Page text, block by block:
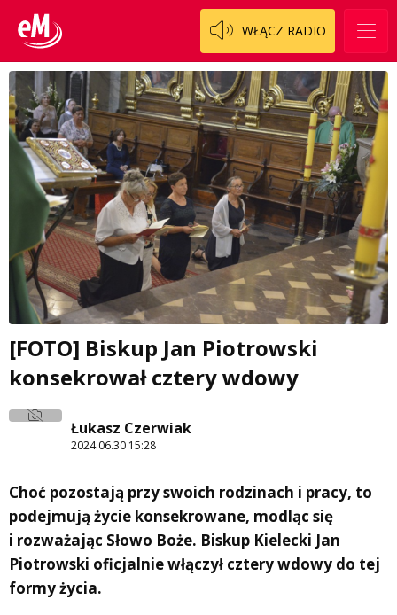
WŁĄCZ RADIO
[FOTO] Biskup Jan Piotrowski
konsekrował cztery wdowy
Łukasz Czerwiak
2024.06.30 15:28
Choć pozostają przy swoich rodzinach i pracy, to
podejmują życie konsekrowane, modląc się
i rozważając Słowo Boże. Biskup Kielecki Jan
Piotrowski oficjalnie włączył cztery wdowy do tej
formy życia.